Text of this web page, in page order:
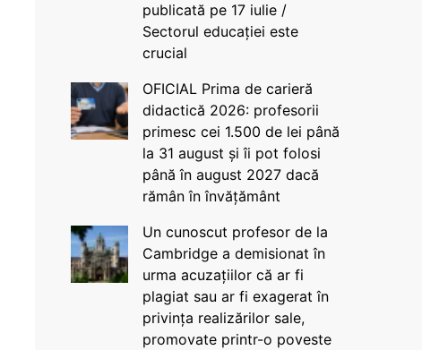
publicată pe 17 iulie /
Sectorul educației este
crucial
OFICIAL Prima de carieră
didactică 2026: profesorii
primesc cei 1.500 de lei până
la 31 august și îi pot folosi
până în august 2027 dacă
rămân în învățământ
Un cunoscut profesor de la
Cambridge a demisionat în
urma acuzațiilor că ar fi
plagiat sau ar fi exagerat în
privința realizărilor sale,
promovate printr-o poveste